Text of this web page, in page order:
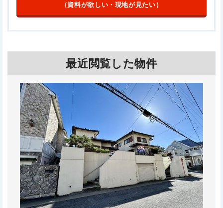
（資料が欲しい・現地が見たい）
最近閲覧した物件